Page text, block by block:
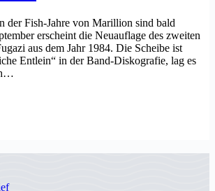
der Fish-Jahre von Marillion sind bald
erscheint die Neuauflage des zweiten
aus dem Jahr 1984. Die Scheibe ist
Entlein“ in der Band-Diskografie, lag es